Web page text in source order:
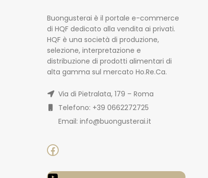
Buongusterai è il portale e-commerce
di HQF dedicato alla vendita ai privati.
HQF è una società di produzione,
selezione, interpretazione e
distribuzione di prodotti alimentari di
alta gamma sul mercato Ho.Re.Ca.
Via di Pietralata, 179 – Roma
Telefono: +39 0662272725
Email: info@buongusterai.it